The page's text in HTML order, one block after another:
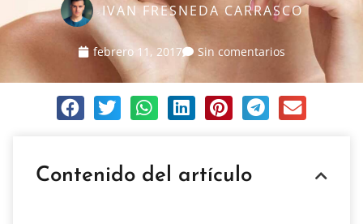
IVAN FRESNEDA CARRASCO
febrero 11, 2017 Sin comentarios
Contenido del artículo